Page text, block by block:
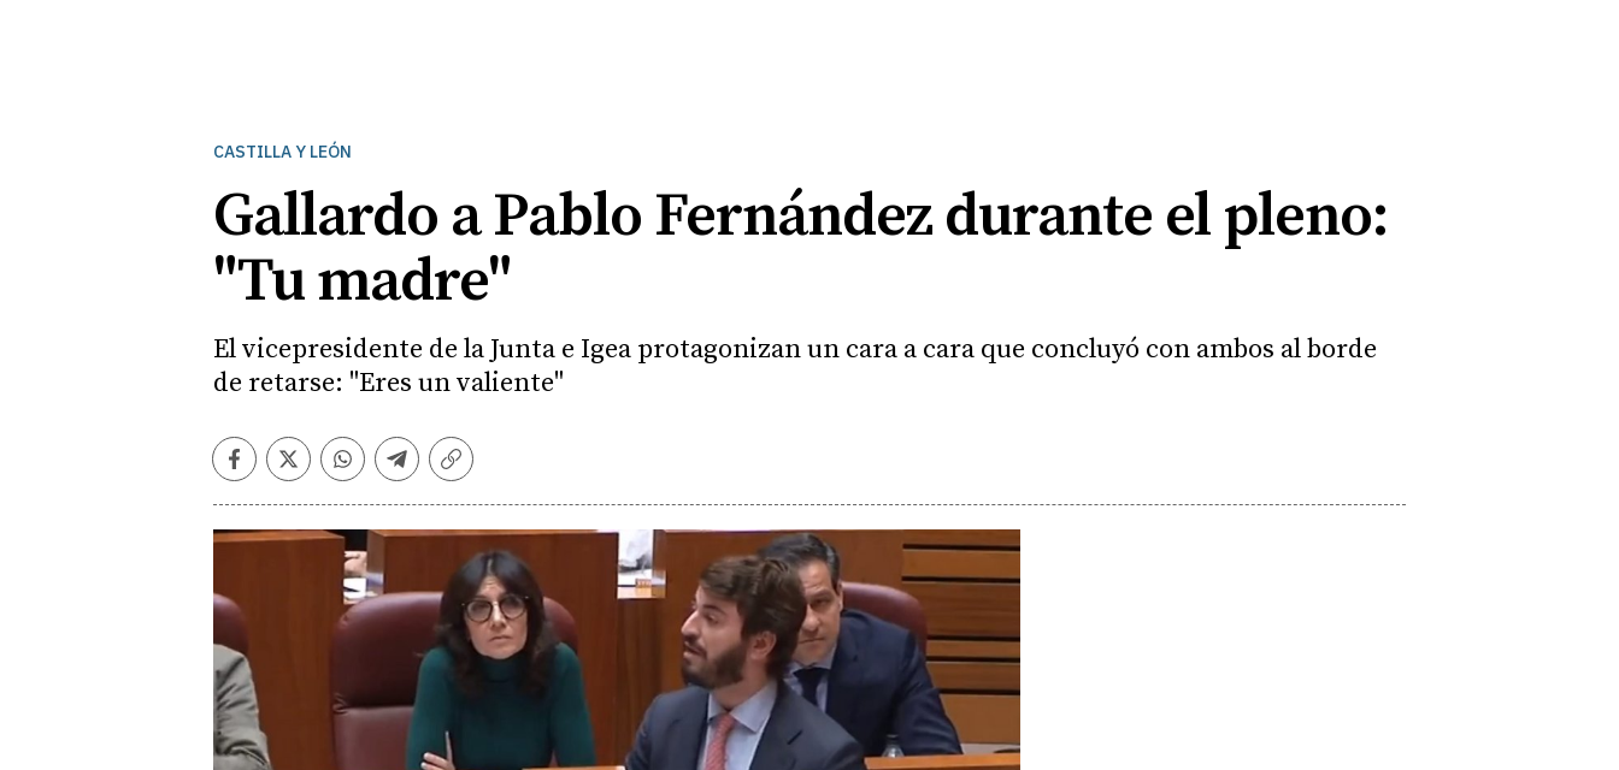
CASTILLA Y LEÓN
Gallardo a Pablo Fernández durante el pleno:
"Tu madre"
El vicepresidente de la Junta e Igea protagonizan un cara a cara que concluyó con ambos al borde
de retarse: "Eres un valiente"
Facebook
TwitterWhatsapp
Telegram
Copiar